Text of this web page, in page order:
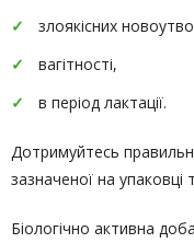
злоякісних
вагітності,
в період лактації.
Дотримуйтесь
зазначеної на упаковці
Біологічно активна